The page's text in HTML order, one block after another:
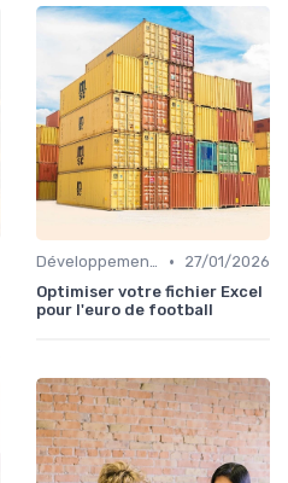
Développement personnel •
27/01/2026
Optimiser votre fichier Excel
pour l'euro de football